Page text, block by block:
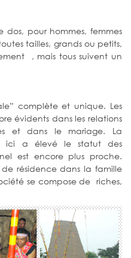
dos, pour hommes, femmes
tailles, grands ou petits,
, mais tous suivent un
complète et unique. Les
évidents dans les relations
et dans le mariage. La
ici a élevé le statut des
est encore plus proche.
résidence dans la famille
se compose de riches,